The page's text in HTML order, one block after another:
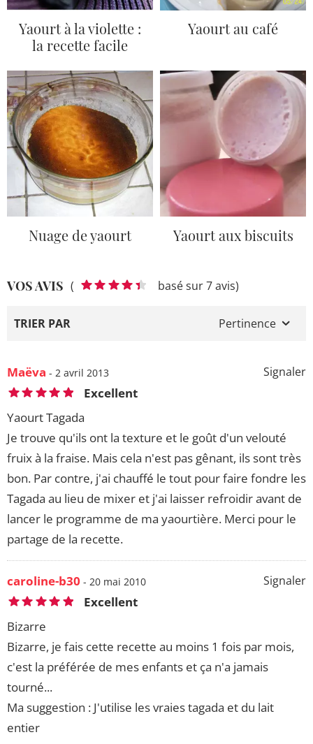
Yaourt à la violette :
la recette facile
Yaourt au café
Nuage de yaourt Yaourt aux biscuits
VOS AVIS ( basé sur 7 avis)
TRIER PAR Pertinence
Signaler
Maëva - 2 avril 2013
Excellent
Yaourt Tagada
Je trouve qu'ils ont la texture et le goût d'un velouté
fruix à la fraise. Mais cela n'est pas gênant, ils sont très
bon. Par contre, j'ai chauffé le tout pour faire fondre les
Tagada au lieu de mixer et j'ai laisser refroidir avant de
lancer le programme de ma yaourtière. Merci pour le
partage de la recette.
Signaler
caroline-b30 - 20 mai 2010
Excellent
Bizarre
Bizarre, je fais cette recette au moins 1 fois par mois,
c'est la préférée de mes enfants et ça n'a jamais
tourné...
Ma suggestion : J'utilise les vraies tagada et du lait
entier